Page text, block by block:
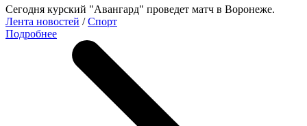
Сегодня курский "Авангард" проведет матч в Воронеже.
Лента новостей /Спорт
Подробнее